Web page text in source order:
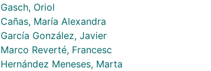
Gasch, Oriol
Cañas, María Alexandra
García González, Javier
Marco Reverté, Francesc
Hernández Meneses, Marta